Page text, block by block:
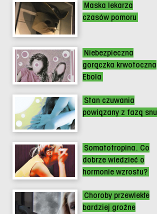
Maska lekarza
czasów pomoru
Niebezpieczna
gorączka krwotoczna
Ebola
Stan czuwania
powiązany z fazą snu
Somatotropina. Co
dobrze wiedzieć o
hormonie wzrostu?
Choroby przewlekłe
bardziej groźne